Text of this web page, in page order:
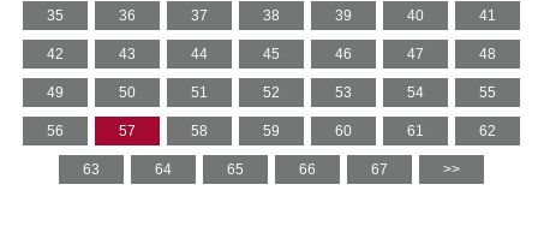
35 36 37 38 39 40 41
42 43 44 45 46 47 48
49 50 51 52 53 54 55
56 57 58 59 60 61 62
63 64 65 66 67 >>